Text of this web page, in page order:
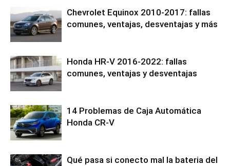
Chevrolet Equinox 2010-2017: fallas
comunes, ventajas, desventajas y más
Honda HR-V 2016-2022: fallas
comunes, ventajas y desventajas
14 Problemas de Caja Automática
Honda CR-V
Qué pasa si conecto mal la bateria del